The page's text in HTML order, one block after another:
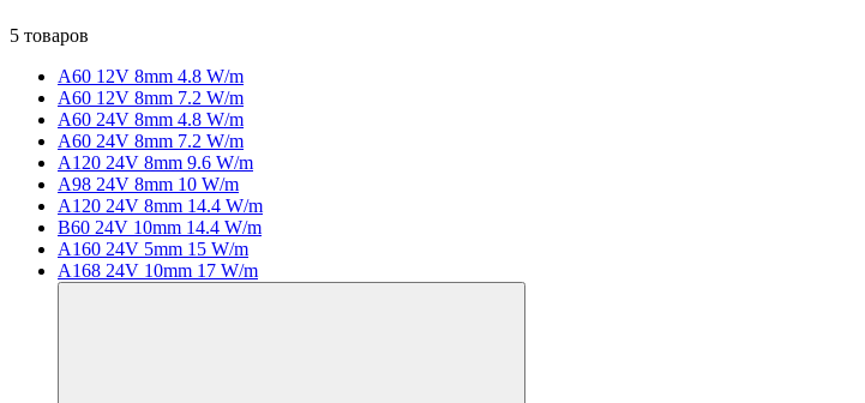
5 товаров
A60 12V 8mm 4.8 W/m
A60 12V 8mm 7.2 W/m
A60 24V 8mm 4.8 W/m
A60 24V 8mm 7.2 W/m
A120 24V 8mm 9.6 W/m
A98 24V 8mm 10 W/m
A120 24V 8mm 14.4 W/m
B60 24V 10mm 14.4 W/m
A160 24V 5mm 15 W/m
A168 24V 10mm 17 W/m